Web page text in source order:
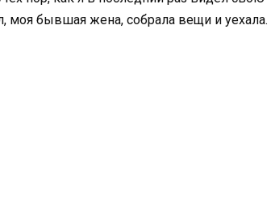
моя бывшая жена, собрала вещи и уехала.